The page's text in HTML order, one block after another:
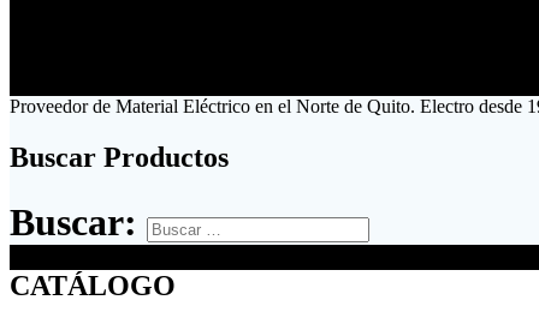
Proveedor de Material Eléctrico en el Norte de Quito. Electro desde
Buscar Productos
Buscar:
CATÁLOGO